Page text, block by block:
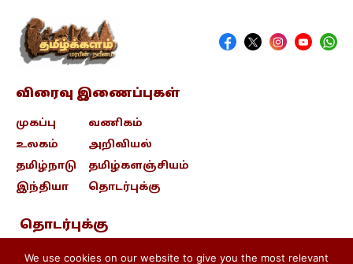
விரைவு இணைப்புகள்
முகப்பு
உலகம்
தமிழ்நாடு
இந்தியா
வணிகம்
அறிவியல்
தமிழ்களஞ்சியம்
தொடர்புக்கு
தொடர்புக்கு
contact@tamizhkalam.com
We use cookies on our website to give you the most relevant